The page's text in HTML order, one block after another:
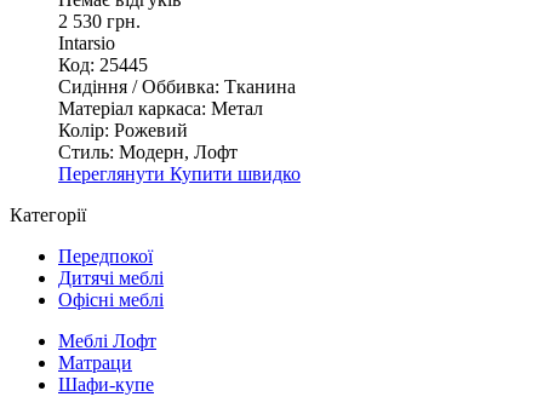
2 530 грн.
Intarsio
Код: 25445
Сидіння / Оббивка: Тканина
Матеріал каркаса: Метал
Колір: Рожевий
Стиль: Модерн, Лофт
Переглянути Купити швидко
Категорії
Передпокої
Дитячі меблі
Офісні меблі
Меблі Лофт
Матраци
Шафи-купе